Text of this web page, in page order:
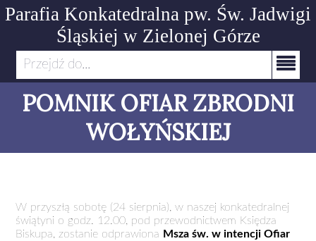
Parafia Konkatedralna pw. Św. Jadwigi
Śląskiej w Zielonej Górze
Przejdź do...
POMNIK OFIAR ZBRODNI
WOŁYŃSKIEJ
W przyszłą sobotę (24 sierpnia), w naszej konkatedralnej
świątyni o godz. 12.00, pod przewodnictwem Księdza
Biskupa, zostanie odprawiona Msza św. w intencji Ofiar